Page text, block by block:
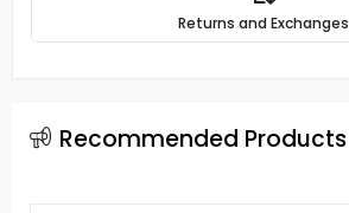
Returns and Exchanges
Recommended Products